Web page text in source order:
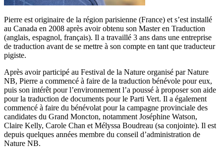
Pierre est originaire de la région parisienne (France) et s’est installé
au Canada en 2008 après avoir obtenu son Master en Traduction
(anglais, espagnol, français). Il a travaillé 3 ans dans une entreprise
de traduction avant de se mettre à son compte en tant que traducteur
pigiste.
Après avoir participé au Festival de la Nature organisé par Nature
NB, Pierre a commencé à faire de la traduction bénévole pour eux,
puis son intérêt pour l’environnement l’a poussé à proposer son aide
pour la traduction de documents pour le Parti Vert. Il a également
commencé à faire du bénévolat pour la campagne provinciale des
candidates du Grand Moncton, notamment Joséphine Watson,
Claire Kelly, Carole Chan et Mélyssa Boudreau (sa conjointe). Il est
depuis quelques années membre du conseil d’administration de
Nature NB.